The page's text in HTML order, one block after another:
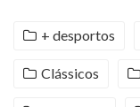
+ desportos
Clássicos